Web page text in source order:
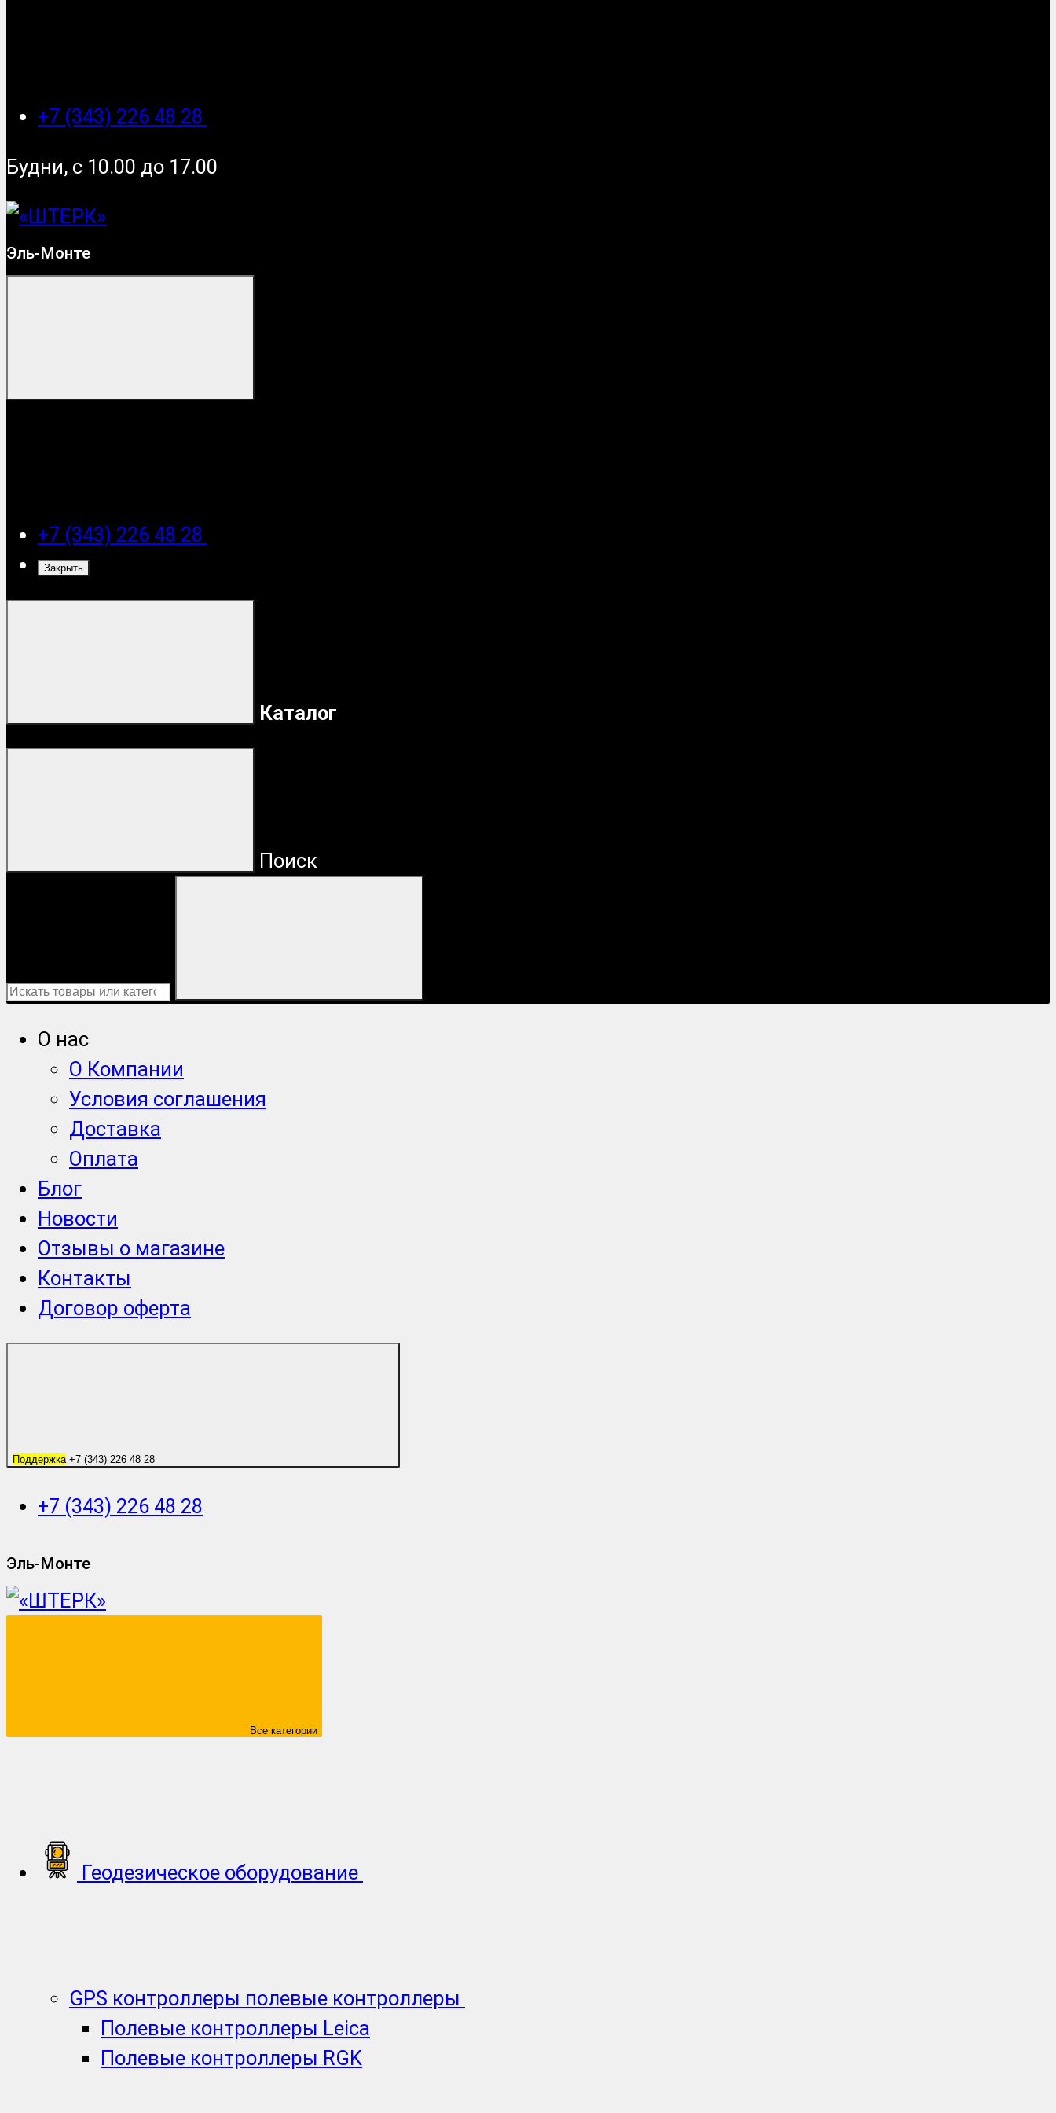
+7 (343) 226 48 28
Будни, с 10.00 до 17.00
Эль-Монте
+7 (343) 226 48 28
Закрыть
Каталог
Поиск
О нас
О Компании
Условия соглашения
Доставка
Оплата
Блог
Новости
Отзывы о магазине
Контакты
Договор оферта
Поддержка+7 (343) 226 48 28
+7 (343) 226 48 28
Эль-Монте
Все категории
Геодезическое оборудование
GPS контроллеры полевые контроллеры
Полевые контроллеры Leica
Полевые контроллеры RGK